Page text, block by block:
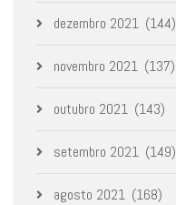
dezembro 2021 (144)
novembro 2021 (137)
outubro 2021 (143)
setembro 2021 (149)
agosto 2021 (168)